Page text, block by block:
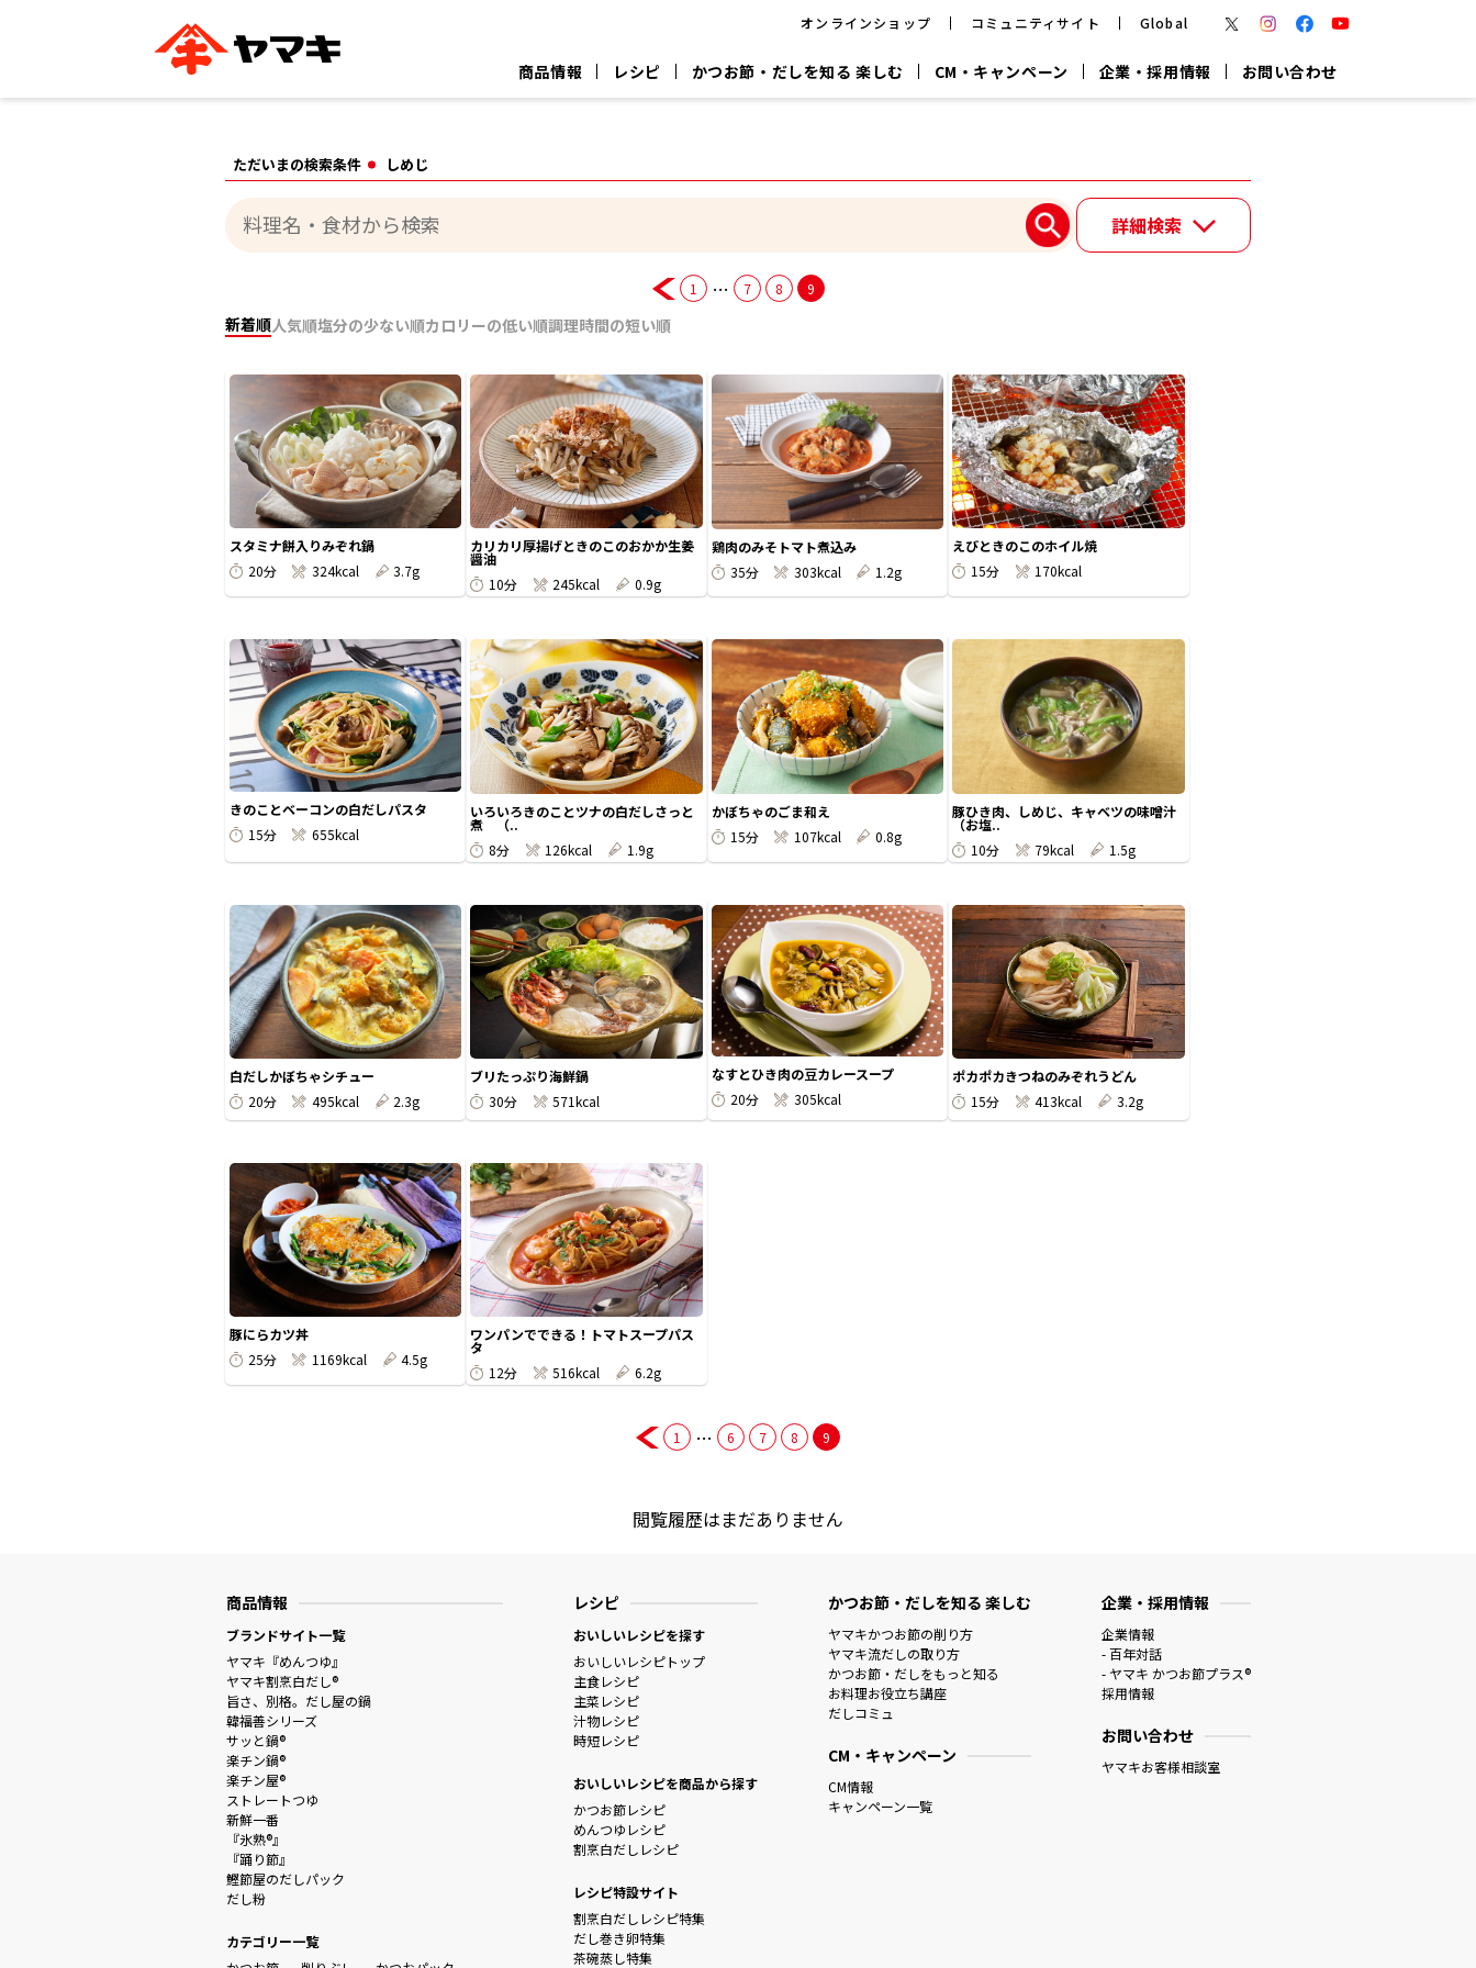
オンラインショップ コミュニティサイト Global
商品情報 レシピ かつお節・だしを知る 楽しむ CM・キャンペーン 企業・採用情報 お問い合わせ
ヤマキ
『めんつゆ』
ヤマキ
割烹白だし®
だし屋の鍋
だし粉
カテゴリー別
かつお節 削りぶし かつおパック 煮干 粉末 だしの素 だしパック つゆ 白だし 専用調味料 鍋つゆ
おいしいレシピTOP
汁物レシピ
ヤマキの
割烹白だし
ジョブリターン制
ただいまの検索条件 しめじ
詳細検索
1 … 7 8 9
新着順人気順塩分の少ない順カロリーの低い順調理時間の短い順
スタミナ餅入りみぞれ鍋
20分
324kcal 3.7g
カリカリ厚揚げときのこのおかか生姜
醤油
10分
245kcal 0.9g
鶏肉のみそトマト煮込み
35分
303kcal 1.2g
えびときのこのホイル焼
15分
170kcal
きのことベーコンの白だしパスタ
15分
655kcal
いろいろきのことツナの白だしさっと
煮 （..
8分
126kcal 1.9g
かぼちゃのごま和え
15分
107kcal 0.8g
豚ひき肉、しめじ、キャベツの味噌汁
（お塩..
10分
79kcal 1.5g
白だしかぼちゃシチュー
20分
495kcal 2.3g
ブリたっぷり海鮮鍋
30分
571kcal
なすとひき肉の豆カレースープ
20分
305kcal
ポカポカきつねのみぞれうどん
15分
413kcal 3.2g
豚にらカツ丼
25分
1169kcal 4.5g
ワンパンでできる！トマトスープパス
タ
12分
516kcal 6.2g
1 … 6 7 8 9
閲覧履歴はまだありません
商品情報
ブランドサイト一覧
ヤマキ『めんつゆ』
ヤマキ割烹白だし®
旨さ、別格。だし屋の鍋
韓福善シリーズ
サッと鍋®
楽チン鍋®
楽チン屋®
ストレートつゆ
新鮮一番
『氷熟®』
『踊り節』
鰹節屋のだしパック
だし粉
カテゴリー一覧
レシピ
おいしいレシピを探す
おいしいレシピトップ
主食レシピ
主菜レシピ
汁物レシピ
時短レシピ
おいしいレシピを商品から探す
かつお節レシピ
めんつゆレシピ
割烹白だしレシピ
レシピ特設サイト
割烹白だしレシピ特集
だし巻き卵特集
茶碗蒸し特集
かつお節・だしを知る 楽しむ
ヤマキかつお節の削り方
ヤマキ流だしの取り方
かつお節・だしをもっと知る
お料理お役立ち講座
だしコミュ
CM・キャンペーン
CM情報
キャンペーン一覧
企業・採用情報
企業情報
- 百年対話
- ヤマキ かつお節プラス®
採用情報
お問い合わせ
ヤマキお客様相談室